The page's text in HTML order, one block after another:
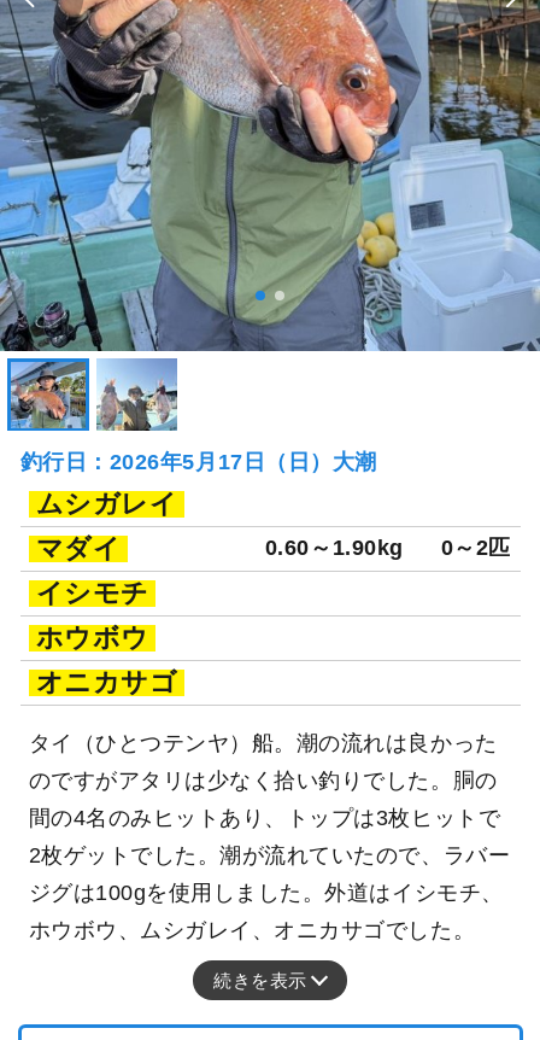
釣行日：2026年5月17日（日）大潮
ムシガレイ
マダイ
0.60～1.90kg 0～2匹
イシモチ
ホウボウ
オニカサゴ
タイ（ひとつテンヤ）船。潮の流れは良かった
のですがアタリは少なく拾い釣りでした。胴の
間の4名のみヒットあり、トップは3枚ヒットで
2枚ゲットでした。潮が流れていたので、ラバー
ジグは100gを使用しました。外道はイシモチ、
ホウボウ、ムシガレイ、オニカサゴでした。
続きを表示